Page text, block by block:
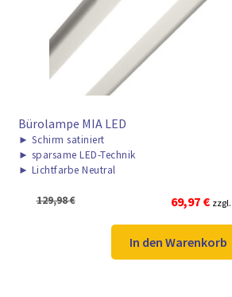
Bürolampe MIA LED
► Schirm satiniert
► sparsame LED-Technik
► Lichtfarbe Neutral
129,98€
war:
129,98 €
69,97 €
ist:
In den Warenkorb